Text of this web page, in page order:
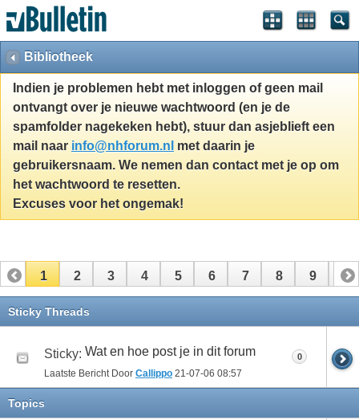
Bibliotheek
Indien je problemen hebt met inloggen of geen mail
ontvangt over je nieuwe wachtwoord (en je de
spamfolder nagekeken hebt), stuur dan asjeblieft een
mail naar info@nhforum.nl met daarin je
gebruikersnaam. We nemen dan contact met je op om
het wachtwoord te resetten.
Excuses voor het ongemak!
1 2 3 4 5 6 7 8 9 10
11 12
Sticky Threads
Sticky: Wat en hoe post je in dit forum
Laatste Bericht Door Callippo 21-07-06 08:57
0
Topics